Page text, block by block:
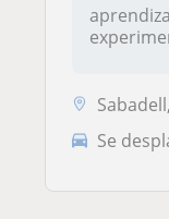
Sabadell,
Se